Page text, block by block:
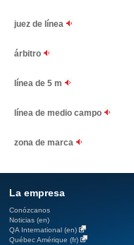
juez de línea
árbitro
línea de 5 m
línea de medio campo
zona de marca
La empresa
Conózcanos
Noticias (en)
QA International (en)
Québec Amérique (fr)